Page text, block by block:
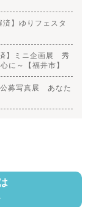
】ゆりフェスタ
】ミニ企画展 秀
に～【福井市】
募写真展 あなた